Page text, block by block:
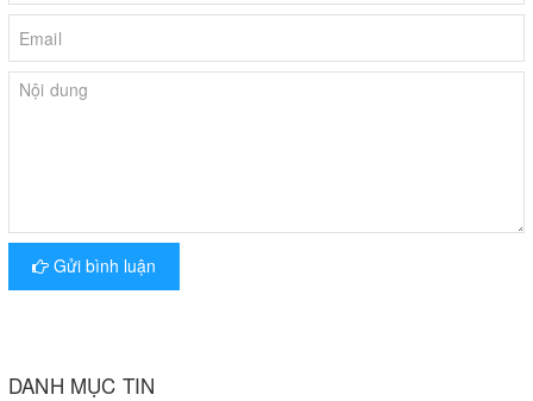
Gửi bình luận
DANH MỤC TIN